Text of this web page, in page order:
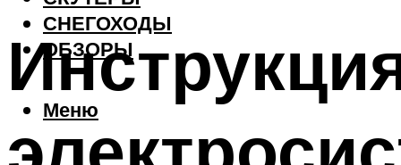
СНЕГОХОДЫ
ОБЗОРЫ
Меню